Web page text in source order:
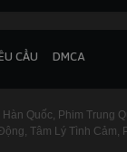
CẦU DMCA
Hàn Quốc Phim Trung
Tâm Lý Tình Cảm